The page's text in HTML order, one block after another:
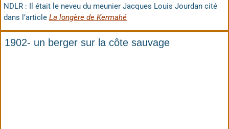
NDLR : Il était le neveu du meunier Jacques Louis Jourdan cité
dans l’article La longère de Kermahé
1902- un berger sur la côte sauvage